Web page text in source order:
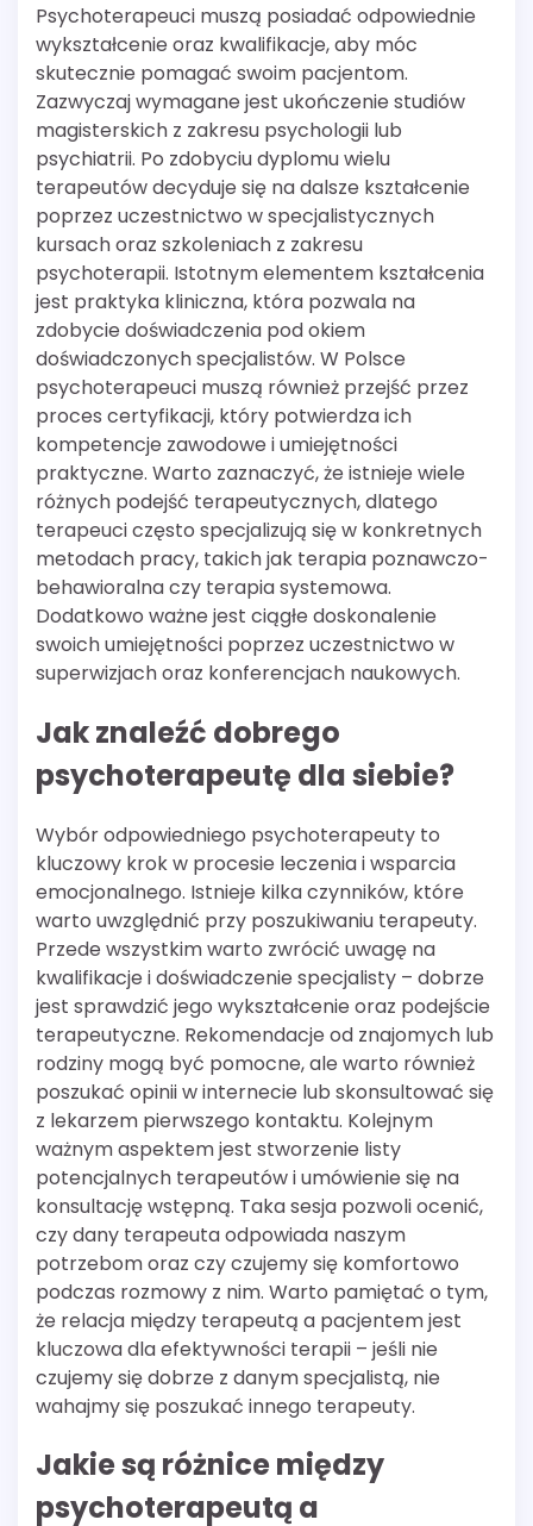
Psychoterapeuci muszą posiadać odpowiednie
wykształcenie oraz kwalifikacje, aby móc
skutecznie pomagać swoim pacjentom.
Zazwyczaj wymagane jest ukończenie studiów
magisterskich z zakresu psychologii lub
psychiatrii. Po zdobyciu dyplomu wielu
terapeutów decyduje się na dalsze kształcenie
poprzez uczestnictwo w specjalistycznych
kursach oraz szkoleniach z zakresu
psychoterapii. Istotnym elementem kształcenia
jest praktyka kliniczna, która pozwala na
zdobycie doświadczenia pod okiem
doświadczonych specjalistów. W Polsce
psychoterapeuci muszą również przejść przez
proces certyfikacji, który potwierdza ich
kompetencje zawodowe i umiejętności
praktyczne. Warto zaznaczyć, że istnieje wiele
różnych podejść terapeutycznych, dlatego
terapeuci często specjalizują się w konkretnych
metodach pracy, takich jak terapia poznawczo-
behawioralna czy terapia systemowa.
Dodatkowo ważne jest ciągłe doskonalenie
swoich umiejętności poprzez uczestnictwo w
superwizjach oraz konferencjach naukowych.
Jak znaleźć dobrego
psychoterapeutę dla siebie?
Wybór odpowiedniego psychoterapeuty to
kluczowy krok w procesie leczenia i wsparcia
emocjonalnego. Istnieje kilka czynników, które
warto uwzględnić przy poszukiwaniu terapeuty.
Przede wszystkim warto zwrócić uwagę na
kwalifikacje i doświadczenie specjalisty – dobrze
jest sprawdzić jego wykształcenie oraz podejście
terapeutyczne. Rekomendacje od znajomych lub
rodziny mogą być pomocne, ale warto również
poszukać opinii w internecie lub skonsultować się
z lekarzem pierwszego kontaktu. Kolejnym
ważnym aspektem jest stworzenie listy
potencjalnych terapeutów i umówienie się na
konsultację wstępną. Taka sesja pozwoli ocenić,
czy dany terapeuta odpowiada naszym
potrzebom oraz czy czujemy się komfortowo
podczas rozmowy z nim. Warto pamiętać o tym,
że relacja między terapeutą a pacjentem jest
kluczowa dla efektywności terapii – jeśli nie
czujemy się dobrze z danym specjalistą, nie
wahajmy się poszukać innego terapeuty.
Jakie są różnice między
psychoterapeutą a